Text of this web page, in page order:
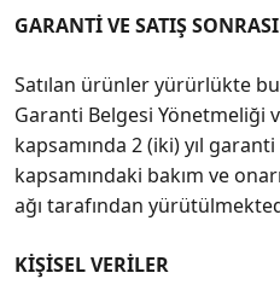
GARANTİ VE SATIŞ
Satılan ürünler yürürlükte
Garanti Belgesi Yönetmeliği
kapsamında 2 (iki) yıl
kapsamındaki bakım ve
ağı tarafından
KİŞİSEL VERİLER